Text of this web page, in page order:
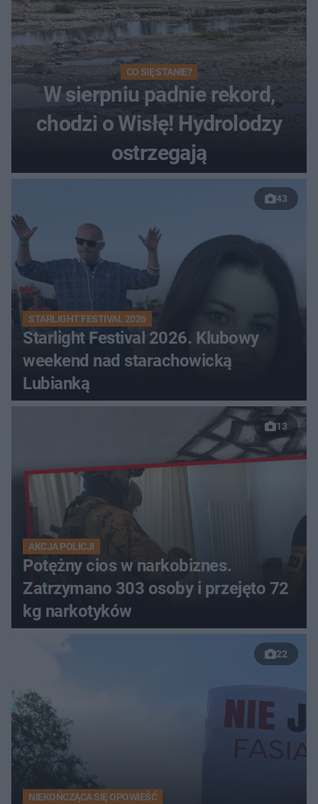
CO SIĘ STANIE?
W sierpniu padnie rekord,
chodzi o Wisłę! Hydrolodzy
ostrzegają
43
STARLIGHT FESTIVAL 2026
Starlight Festival 2026. Klubowy
weekend nad starachowicką
Lubianką
13
AKCJA POLICJI
Potężny cios w narkobiznes.
Zatrzymano 303 osoby i przejęto 72
kg narkotyków
22
NIEKOŃCZĄCA SIĘ OPOWIEŚĆ